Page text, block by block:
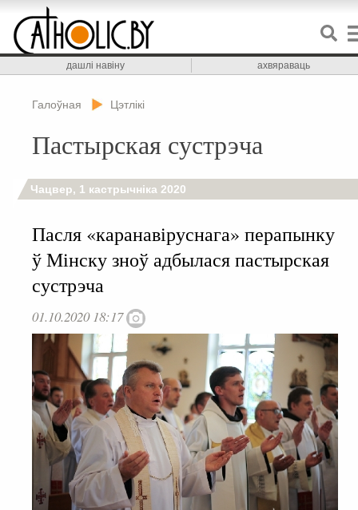
дашлі навіну ахвяраваць
Галоўная Цэтлікі
Пастырская сустрэча
Чацвер, 1 кастрычніка 2020
Пасля «каранавіруснага» перапынку
ў Мінску зноў адбылася пастырская
сустрэча
01.10.2020 18:17